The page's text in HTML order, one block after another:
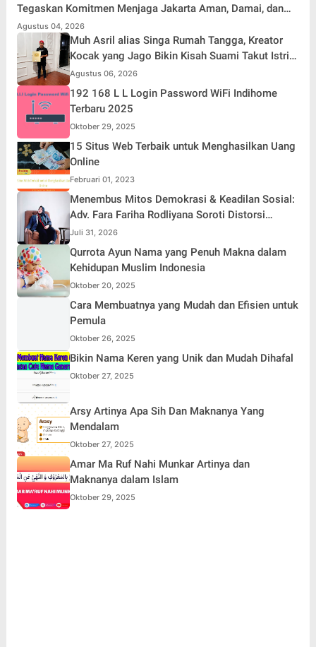
Tegaskan Komitmen Menjaga Jakarta Aman, Damai, dan
Kondusif Jelang HUT ke-81 Republik Indonesia
Agustus 04, 2026
Muh Asril alias Singa Rumah Tangga, Kreator
Kocak yang Jago Bikin Kisah Suami Takut Istri
Jadi Hiburan
Agustus 06, 2026
192 168 L L Login Password WiFi Indihome
Terbaru 2025
Oktober 29, 2025
15 Situs Web Terbaik untuk Menghasilkan Uang
Online
Februari 01, 2023
Menembus Mitos Demokrasi & Keadilan Sosial:
Adv. Fara Fariha Rodliyana Soroti Distorsi
Simpati Publik dan Aksi Main Hakim Sendiri
Juli 31, 2026
Qurrota Ayun Nama yang Penuh Makna dalam
Kehidupan Muslim Indonesia
Oktober 20, 2025
Cara Membuatnya yang Mudah dan Efisien untuk
Pemula
Oktober 26, 2025
Bikin Nama Keren yang Unik dan Mudah Dihafal
Oktober 27, 2025
Arsy Artinya Apa Sih Dan Maknanya Yang
Mendalam
Oktober 27, 2025
Amar Ma Ruf Nahi Munkar Artinya dan
Maknanya dalam Islam
Oktober 29, 2025